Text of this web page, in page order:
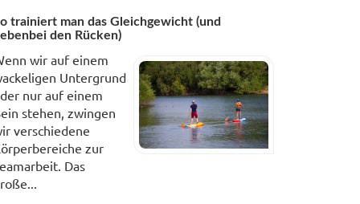
trainiert man das Gleichgewicht (und
den Rücken)
wir auf einem
Untergrund
nur auf einem
stehen, zwingen
verschiedene
zur
Das